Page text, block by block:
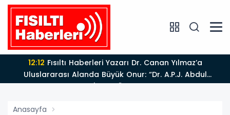
12:12
Uluslararası Alanda Büyük Onur: “Dr. A.P.J. Abdul
Kalam İlham Ödülü 2026”
Anasayfa